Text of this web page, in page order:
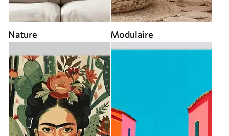
Nature Modulaire